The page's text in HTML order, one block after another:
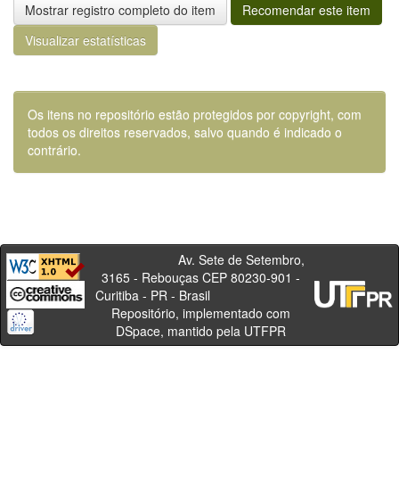
Mostrar registro completo do item
Recomendar este item
Visualizar estatísticas
Os itens no repositório estão protegidos por copyright, com
todos os direitos reservados, salvo quando é indicado o
contrário.
Av. Sete de Setembro,
3165 - Rebouças CEP 80230-901 -
Curitiba - PR - Brasil
Repositório, implementado com
DSpace, mantido pela UTFPR